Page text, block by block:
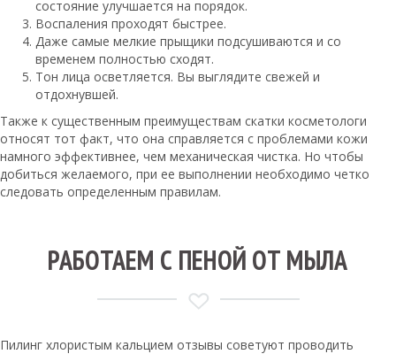
состояние улучшается на порядок.
Воспаления проходят быстрее.
Даже самые мелкие прыщики подсушиваются и со
временем полностью сходят.
Тон лица осветляется. Вы выглядите свежей и
отдохнувшей.
Также к существенным преимуществам скатки косметологи
относят тот факт, что она справляется с проблемами кожи
намного эффективнее, чем механическая чистка. Но чтобы
добиться желаемого, при ее выполнении необходимо четко
следовать определенным правилам.
РАБОТАЕМ С ПЕНОЙ ОТ МЫЛА
Пилинг хлористым кальцием отзывы советуют проводить